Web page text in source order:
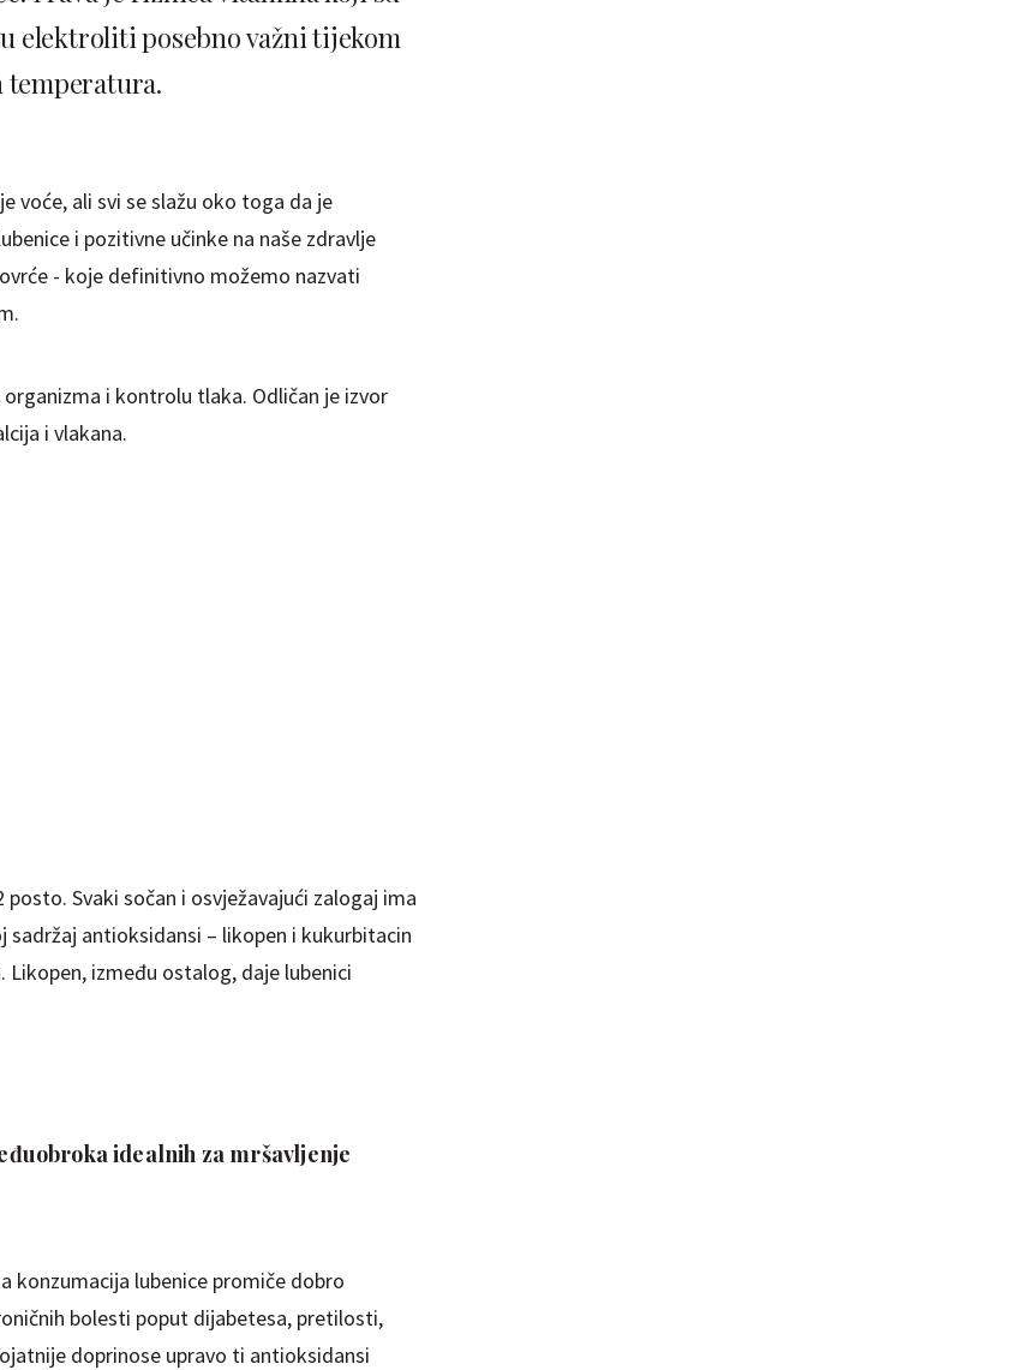
elektroliti posebno važni tijekom
voće, ali svi se slažu oko toga da je
i pozitivne učinke na naše zdravlje
- koje definitivno možemo nazvati
i kontrolu tlaka. Odličan je izvor
i vlakana.
Svaki sočan i osvježavajući zalogaj ima
sadržaj antioksidansi – likopen i kukurbitacin
između ostalog, daje lubenici
idealnih za mršavljenje
konzumacija lubenice promiče dobro
bolesti poput dijabetesa, pretilosti,
doprinose upravo ti antioksidansi